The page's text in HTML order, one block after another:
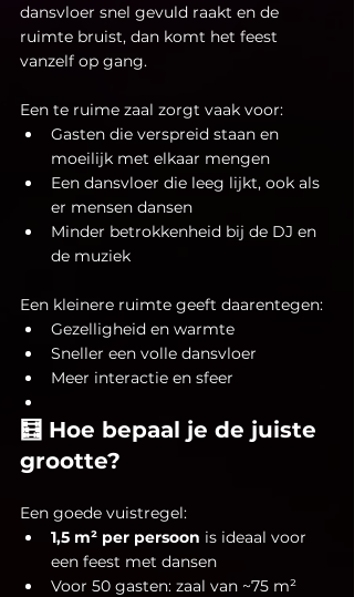
dansvloer snel gevuld raakt en de
ruimte bruist, dan komt het feest
vanzelf op gang.
Een te ruime zaal zorgt vaak voor:
Gasten die verspreid staan en
moeilijk met elkaar mengen
Een dansvloer die leeg lijkt, ook als
er mensen dansen
Minder betrokkenheid bij de DJ en
de muziek
Een kleinere ruimte geeft daarentegen:
Gezelligheid en warmte
Sneller een volle dansvloer
Meer interactie en sfeer
🧮 Hoe bepaal je de juiste
grootte?
Een goede vuistregel:
1,5 m² per persoon is ideaal voor
een feest met dansen
Voor 50 gasten: zaal van ~75 m²